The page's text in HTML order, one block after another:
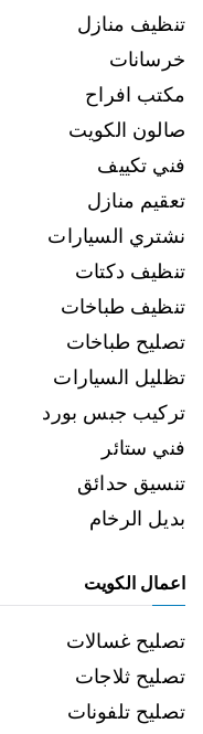
تنظيف منازل
خرسانات
مكتب افراح
صالون الكويت
فني تكييف
تعقيم منازل
نشتري السيارات
تنظيف دكتات
تنظيف طباخات
تصليح طباخات
تظليل السيارات
تركيب جبس بورد
فني ستائر
تنسيق حدائق
بديل الرخام
اعمال الكويت
تصليح غسالات
تصليح ثلاجات
تصليح تلفونات